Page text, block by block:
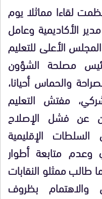
لقاءا مماثلا يوم
05/2008 حضره مدير الأكاديمية وعامل
الأعلى للتعليم
مصلحة الشؤون
والحماس أحيانا،
مفتش التعليم
عن فشل الإصلاح
الإقليمية
وعدم متابعة أطوار
ممثلو النقابات
والاهتمام بظروف